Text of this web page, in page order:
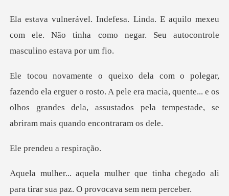
quilo mexeu
com ele. Não tinha como negar.
o rosto. A pele era macia, quente... e os
olhos grandes dela, assu
deu a re
tinha chegado ali
para tirar sua